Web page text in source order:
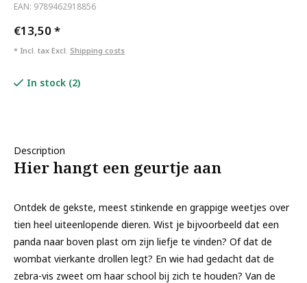
EAN: 9789462918856
€13,50*
* Incl. tax Excl. Shipping costs
In stock (2)
Description
Hier hangt een geurtje aan
Ontdek de gekste, meest stinkende en grappige weetjes over
tien heel uiteenlopende dieren. Wist je bijvoorbeeld dat een
panda naar boven plast om zijn liefje te vinden? Of dat de
wombat vierkante drollen legt? En wie had gedacht dat de
zebra-vis zweet om haar school bij zich te houden? Van de